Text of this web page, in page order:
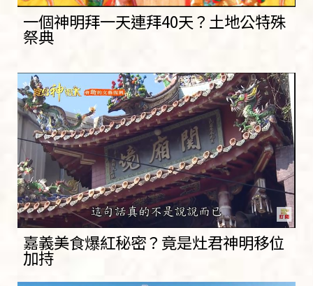
一個神明拜一天連拜40天？土地公特殊
祭典
嘉義美食爆紅秘密？竟是灶君神明移位
加持